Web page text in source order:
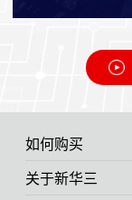
如何购买
关于新华三